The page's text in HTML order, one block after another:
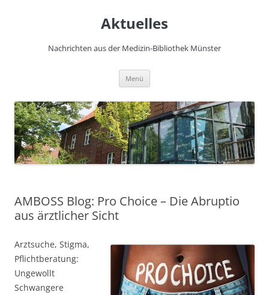
Aktuelles
Nachrichten aus der Medizin-Bibliothek Münster
Menü
AMBOSS Blog: Pro Choice – Die Abruptio
aus ärztlicher Sicht
Arztsuche, Stigma,
Pflichtberatung:
Ungewollt
Schwangere